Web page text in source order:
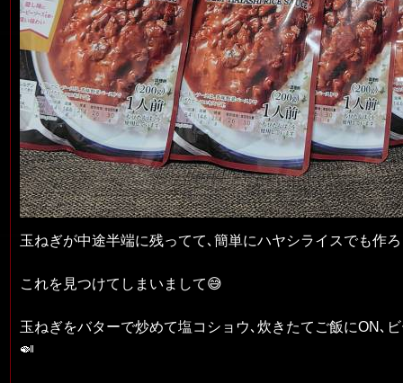
玉ねぎが中途半端に残ってて､簡単にハヤシライスでも作ろ
これを見つけてしまいまして😅
玉ねぎをバターで炒めて塩コショウ､炊きたてご飯にON､
🍛